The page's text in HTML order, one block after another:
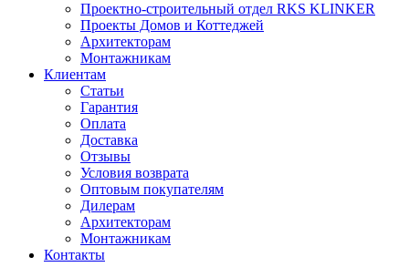
Проектно-строительный отдел RKS KLINKER
Проекты Домов и Коттеджей
Архитекторам
Монтажникам
Клиентам
Статьи
Гарантия
Оплата
Доставка
Отзывы
Условия возврата
Оптовым покупателям
Дилерам
Архитекторам
Монтажникам
Контакты